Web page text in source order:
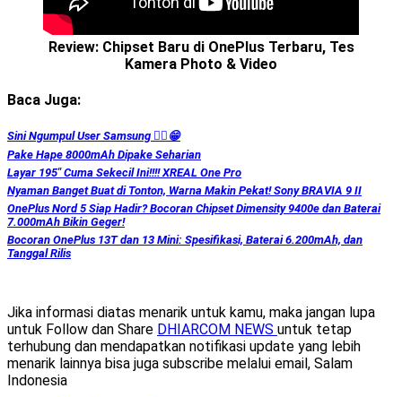
Review: Chipset Baru di OnePlus Terbaru, Tes
Kamera Photo & Video
Baca Juga:
Sini Ngumpul User Samsung ☝🏻😁
Pake Hape 8000mAh Dipake Seharian
Layar 195″ Cuma Sekecil Ini!!!! XREAL One Pro
Nyaman Banget Buat di Tonton, Warna Makin Pekat! Sony BRAVIA 9 II
OnePlus Nord 5 Siap Hadir? Bocoran Chipset Dimensity 9400e dan Baterai
7.000mAh Bikin Geger!
Bocoran OnePlus 13T dan 13 Mini: Spesifikasi, Baterai 6.200mAh, dan
Tanggal Rilis
Jika informasi diatas menarik untuk kamu, maka jangan lupa
untuk Follow dan Share DHIARCOM NEWS untuk tetap
terhubung dan mendapatkan notifikasi update yang lebih
menarik lainnya bisa juga subscribe melalui email, Salam
Indonesia